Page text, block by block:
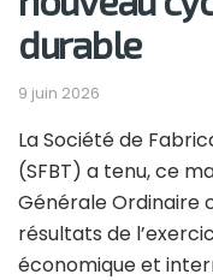
durable
9 juin 2026
La Société de
(SFBT) a tenu, ce
Générale Ordinaire
résultats de
économique et